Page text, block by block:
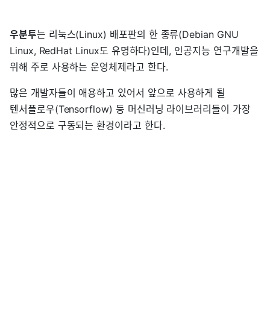
우분투는 리눅스(Linux) 배포판의 한 종류(Debian GNU
Linux, RedHat Linux도 유명하다)인데, 인공지능 연구개발을
위해 주로 사용하는 운영체제라고 한다.
많은 개발자들이 애용하고 있어서 앞으로 사용하게 될
텐서플로우(Tensorflow) 등 머신러닝 라이브러리들이 가장
안정적으로 구동되는 환경이라고 한다.